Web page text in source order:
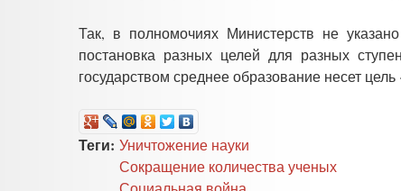
Так, в полномочиях Министерств не
постановка разных целей для разных
государством среднее образование несет
Теги: Уничтожение науки
Сокращение количества ученых